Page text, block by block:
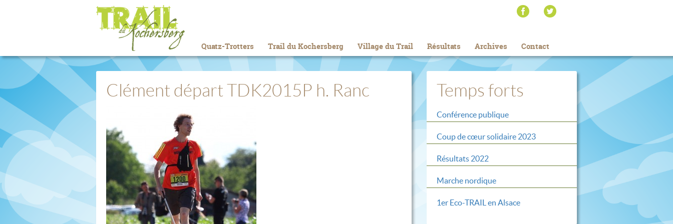
Quatz-Trotters Trail du Kochersberg Village du Trail Résultats Archives Contact
Clément départ TDK2015P h. Ranc Temps forts
Conférence publique
Coup de cœur solidaire 2023
Résultats 2022
Marche nordique
1er Eco-TRAIL en Alsace